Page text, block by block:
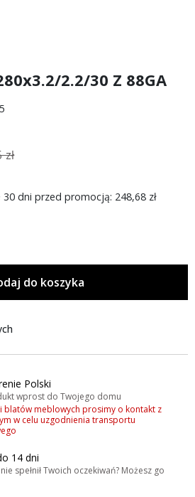
2.2/30 Z 88GA
zł
30 dni przed promocją: 248,68 zł
do koszyka
Polski
wprost do Twojego domu
i blatów meblowych prosimy o kontakt z
w celu uzgodnienia transportu
14 dni
spełnił Twoich oczekiwań? Możesz go